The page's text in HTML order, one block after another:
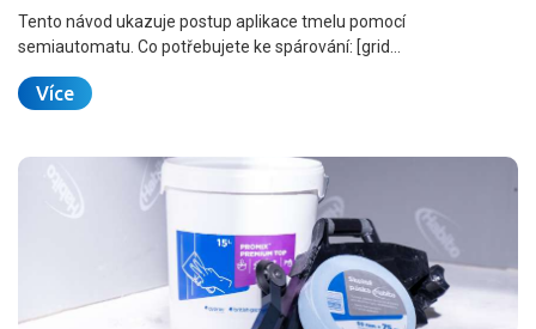
Tento návod ukazuje postup aplikace tmelu pomocí
semiautomatu. Co potřebujete ke spárování: [grid…
Více